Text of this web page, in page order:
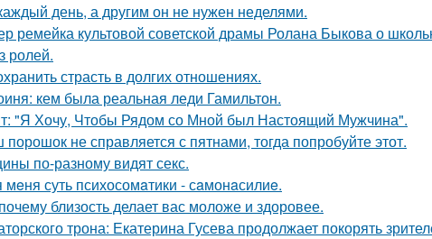
день, а другим он не нужен неделями.
ремейка культовой советской драмы Ролана Быкова о
ролей.
страсть в долгих отношениях.
кем была реальная леди Гамильтон.
"Я Хочу, Чтобы Рядом со Мной был Настоящий Мужчина".
не справляется с пятнами, тогда попробуйте этот.
по-разному видят секс.
суть психосомaтики - сaмонaсилиe.
близость делает вас моложе и здоровее.
трона: Екатерина Гусева продолжает покорять